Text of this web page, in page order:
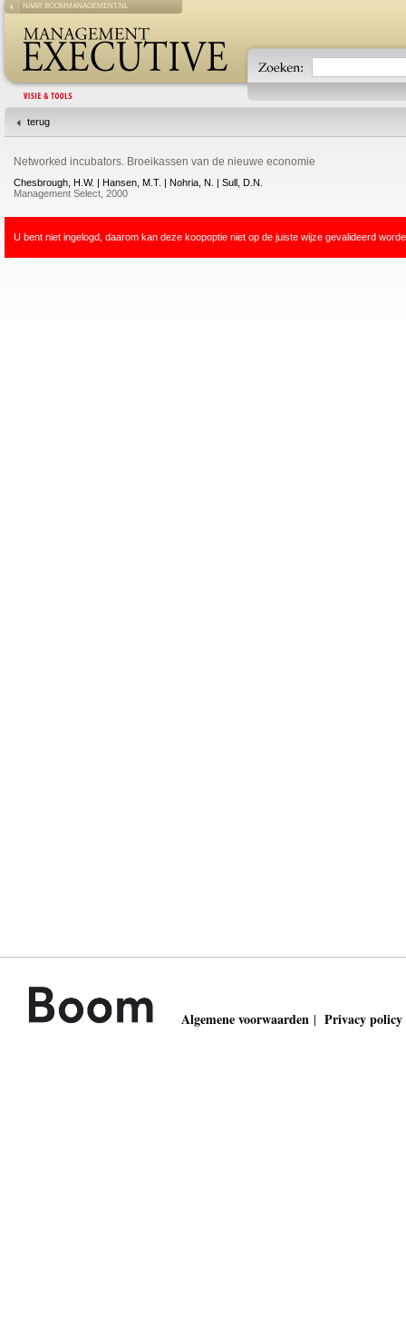
NAAR BOOMMANAGEMENT.NL
terug
Networked incubators. Broeikassen van de nieuwe economie
Chesbrough, H.W. | Hansen, M.T. | Nohria, N. | Sull, D.N.
Management Select, 2000
U bent niet ingelogd, daarom kan deze koopoptie niet op de juiste wijze gevalideerd
Algemene voorwaarden | Privacy policy